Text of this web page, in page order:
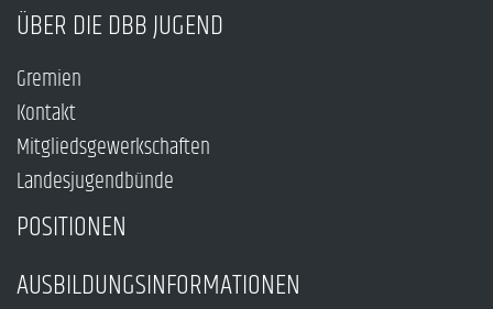
ÜBER DIE DBB JUGEND
Gremien
Kontakt
Mitgliedsgewerkschaften
Landesjugendbünde
POSITIONEN
AUSBILDUNGSINFORMATIONEN